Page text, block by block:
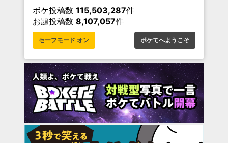
ボケ投稿数 115,503,287件
お題投稿数 8,107,057件
セーフモード オン ボケてへようこそ